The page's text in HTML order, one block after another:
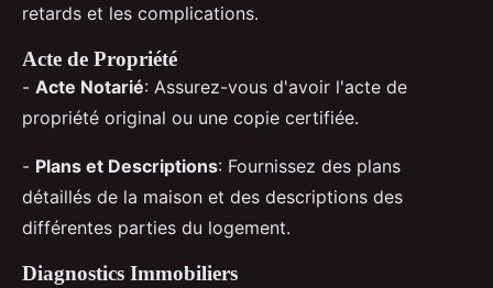
retards et les complications.
Acte de Propriété
- Acte Notarié: Assurez-vous d'avoir l'acte de
propriété original ou une copie certifiée.
- Plans et Descriptions: Fournissez des plans
détaillés de la maison et des descriptions des
différentes parties du logement.
Diagnostics Immobiliers